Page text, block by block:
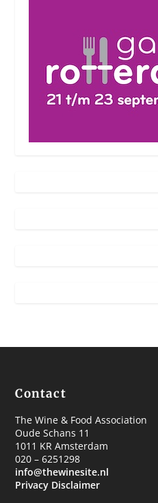
Contact
The Wine & Food Association
Oude Schans 11
1011 KR Amsterdam
020 – 6251298
info@thewinesite.nl
Privacy Disclaimer